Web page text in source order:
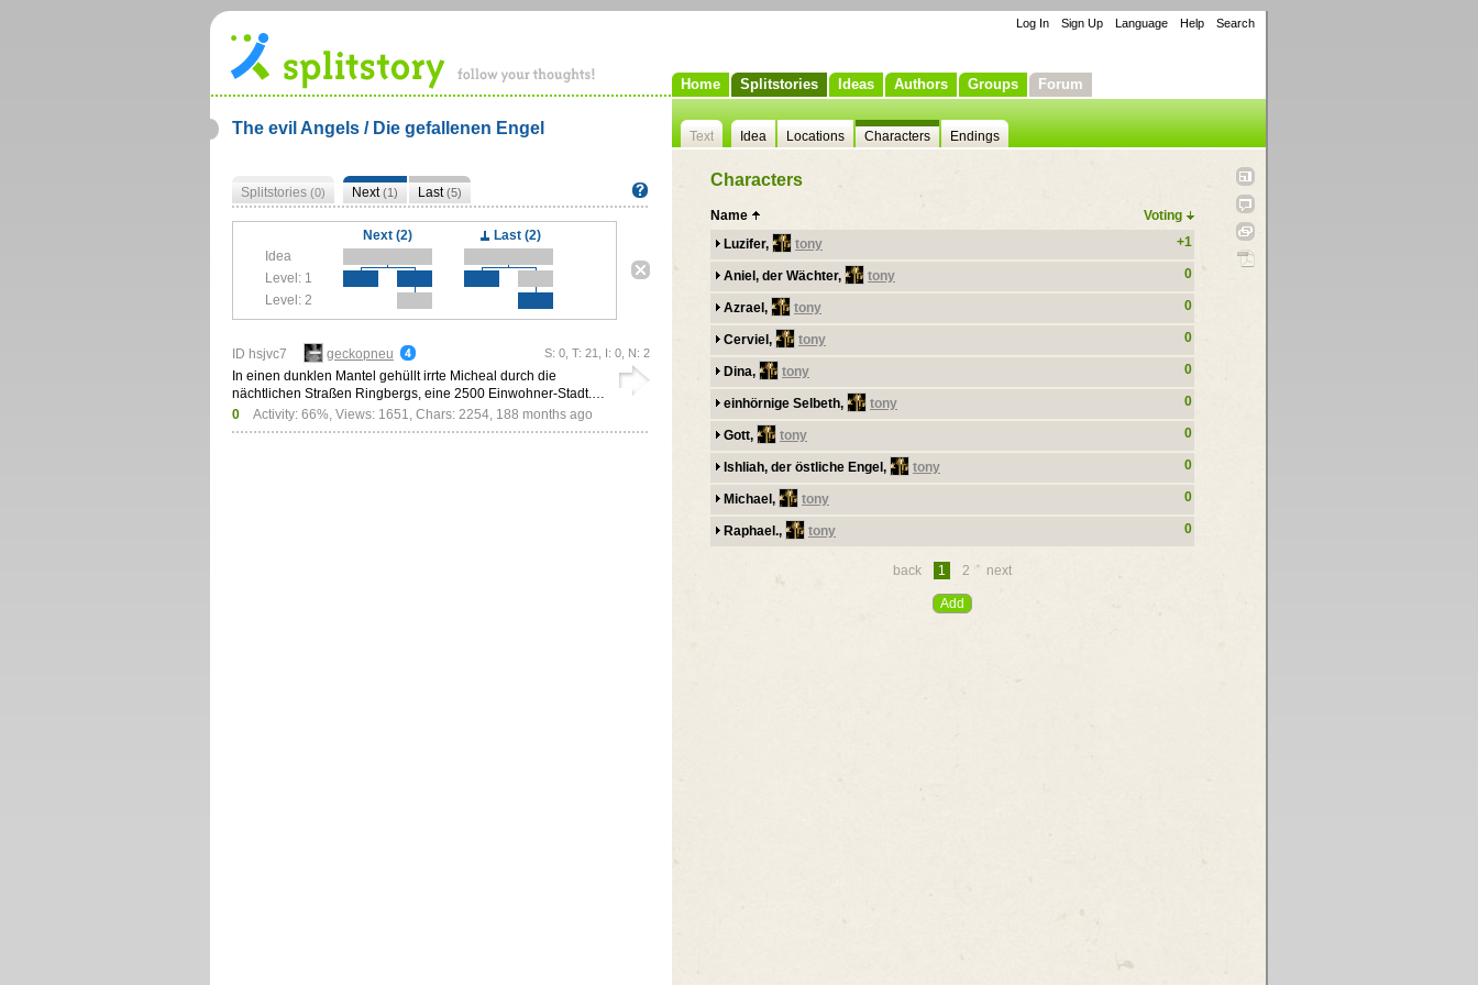
Home Splitstories Ideas Authors Groups Forum
Log In Sign Up Language Help Search
The evil Angels / Die gefallenen Engel Text Idea Locations Characters Endings
Characters
Name
Voting
Luzifer,
tony +1
Aniel, der Wächter, tony 0
Azrael, tony 0
Cerviel, tony 0
Dina, tony 0
einhörnige Selbeth, tony 0
Gott, tony 0
Ishliah, der östliche Engel, tony 0
Michael, tony 0
Raphael., tony 0
back 1 2 next
Splitstories (0) Next(1) Last(5)
Next (2)
Last (2)
Idea
Level: 1
Level: 2
ID hsjvc7
geckopneu
In einen dunklen Mantel gehüllt irrte Micheal durch die
nächtlichen Straßen Ringbergs, eine 2500 Einwohner-Stadt.…
0
Activity: 66%, Views: 1651, Chars: 2254, 188 months ago
S: 0, T: 21, I: 0, N: 2